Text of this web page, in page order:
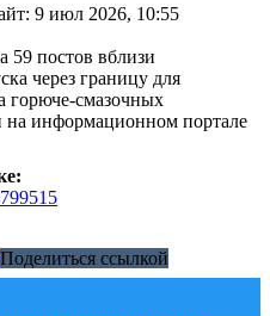
9 июл 2026, 10:55
59 постов вблизи
через границу для
горюче-смазочных
информационном портале
Поделиться ссылкой